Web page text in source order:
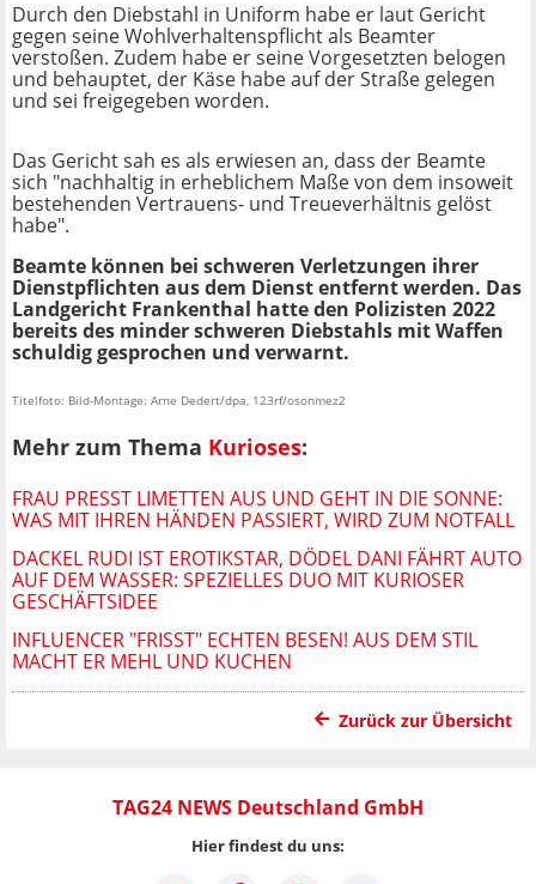
Durch den Diebstahl in Uniform habe er laut Gericht
gegen seine Wohlverhaltenspflicht als Beamter
verstoßen. Zudem habe er seine Vorgesetzten belogen
und behauptet, der Käse habe auf der Straße gelegen
und sei freigegeben worden.
Das Gericht sah es als erwiesen an, dass der Beamte
sich "nachhaltig in erheblichem Maße von dem insoweit
bestehenden Vertrauens- und Treueverhältnis gelöst
habe".
Beamte können bei schweren Verletzungen ihrer
Dienstpflichten aus dem Dienst entfernt werden. Das
Landgericht Frankenthal hatte den Polizisten 2022
bereits des minder schweren Diebstahls mit Waffen
schuldig gesprochen und verwarnt.
Titelfoto: Bild-Montage: Arne Dedert/dpa, 123rf/osonmez2
Mehr zum Thema Kurioses:
FRAU PRESST LIMETTEN AUS UND GEHT IN DIE SONNE:
WAS MIT IHREN HÄNDEN PASSIERT, WIRD ZUM NOTFALL
DACKEL RUDI IST EROTIKSTAR, DÖDEL DANI FÄHRT AUTO
AUF DEM WASSER: SPEZIELLES DUO MIT KURIOSER
GESCHÄFTSIDEE
INFLUENCER "FRISST" ECHTEN BESEN! AUS DEM STIL
MACHT ER MEHL UND KUCHEN
Zurück zur Übersicht
TAG24 NEWS Deutschland GmbH
Hier findest du uns: